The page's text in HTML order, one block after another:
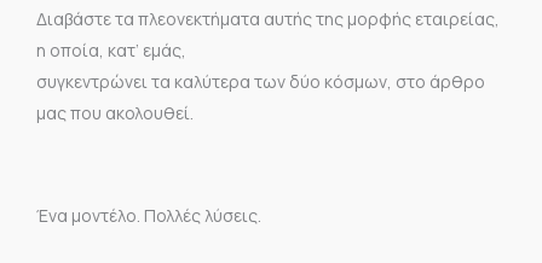
Διαβάστε τα πλεονεκτήματα αυτής της μορφής εταιρείας,
η οποία, κατ’ εμάς,
συγκεντρώνει τα καλύτερα των δύο κόσμων, στο άρθρο
μας που ακολουθεί.
Ένα μοντέλο. Πολλές λύσεις.